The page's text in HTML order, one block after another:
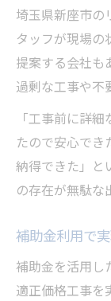
埼玉県新座市の
タッフが現場の
提案する会社も
過剰な工事や不
「工事前に詳
たので安心でき
納得できた」と
の存在が無駄な
補助金利用で
補助金を活用し
適正価格工事を